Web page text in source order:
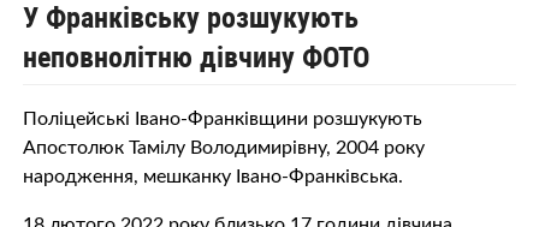
У Франківську розшукують
неповнолітню дівчину ФОТО
Поліцейські Івано-Франківщини розшукують
Апостолюк Тамілу Володимирівну, 2004 року
народження, мешканку Івано-Франківська.